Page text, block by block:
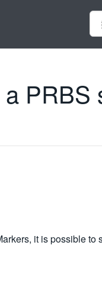
PRBS
it is possible to